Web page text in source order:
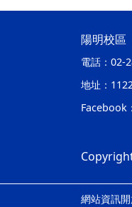
陽明校區
電話： 02-
地址：
Facebook：
網站資訊